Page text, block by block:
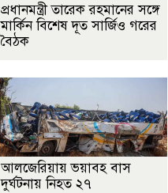
প্রধানমন্ত্রী তারেক রহমানের সঙ্গে
মার্কিন বিশেষ দূত সার্জিও গরের
বৈঠক
আলজেরিয়ায় ভয়াবহ বাস
দুর্ঘটনায় নিহত ২৭